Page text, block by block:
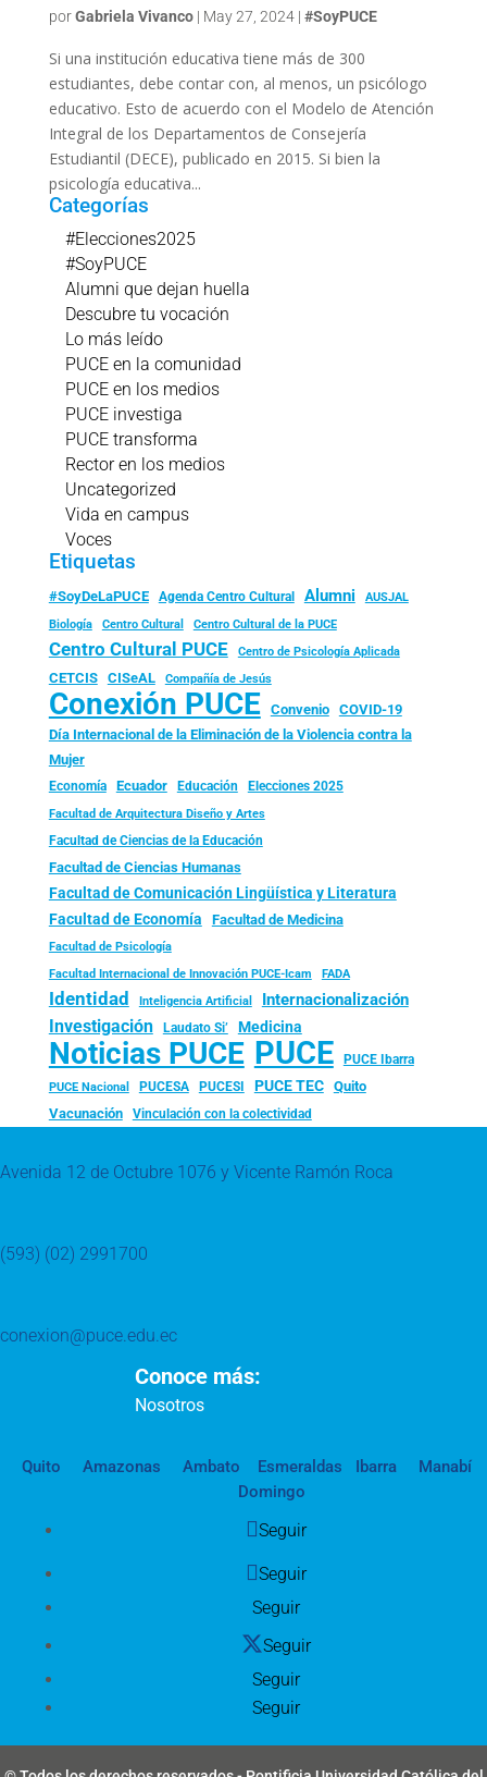
porGabriela Vivanco| May 27, 2024| #SoyPUCE
Si una institución educativa tiene más de 300
estudiantes, debe contar con, al menos, un psicólogo
educativo. Esto de acuerdo con el Modelo de Atención
Integral de los Departamentos de Consejería
Estudiantil (DECE), publicado en 2015. Si bien la
psicología educativa...
Categorías
#Elecciones2025
#SoyPUCE
Alumni que dejan huella
Descubre tu vocación
Lo más leído
PUCE en la comunidad
PUCE en los medios
PUCE investiga
PUCE transforma
Rector en los medios
Uncategorized
Vida en campus
Voces
Etiquetas
#SoyDeLaPUCE Agenda Centro Cultural Alumni
AUSJAL
Biología
Centro Cultural Centro Cultural de la PUCE
Centro Cultural PUCE Centro de Psicología Aplicada
CETCIS CISeAL Compañía de Jesús
Conexión PUCE Convenio
COVID-19
Día Internacional de la Eliminación de la Violencia contra la
Mujer
Economía Ecuador Educación Elecciones 2025
Facultad de Arquitectura Diseño y Artes
Facultad de Ciencias de la Educación
Facultad de Ciencias Humanas
Facultad de Comunicación Lingüística y Literatura
Facultad de Economía Facultad de Medicina
Facultad de Psicología
Facultad Internacional de Innovación PUCE-Icam FADA
Identidad Inteligencia Artificial Internacionalización
Investigación Laudato Si’ Medicina
Noticias PUCE PUCE PUCE Ibarra
PUCE Nacional PUCESA PUCESI PUCE TEC
Quito
Vacunación
Vinculación con la colectividad
Avenida 12 de Octubre 1076 y Vicente Ramón Roca
(593) (02) 2991700
conexion@puce.edu.ec
Conoce más:
Nosotros
Quito Amazonas Ambato Esmeraldas Ibarra
Manabí
Domingo
Seguir
Seguir
Seguir
Seguir
Seguir
Seguir